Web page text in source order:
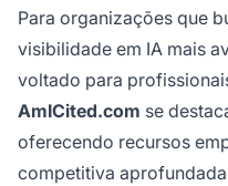
Para organizações que
visibilidade em IA mais
voltado para
AmICited.com se
oferecendo recursos
competitiva